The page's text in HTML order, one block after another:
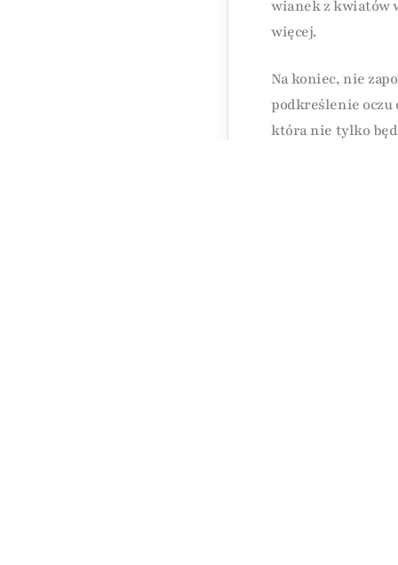
wianek z kwiatów
więcej.
Na koniec, nie
podkreślenie oczu
która nie tylko